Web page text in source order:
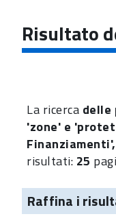
navigazione
Risultato
La ricerca delle
'zone' e
Finanziamenti',
risultati: 25
Raffina i